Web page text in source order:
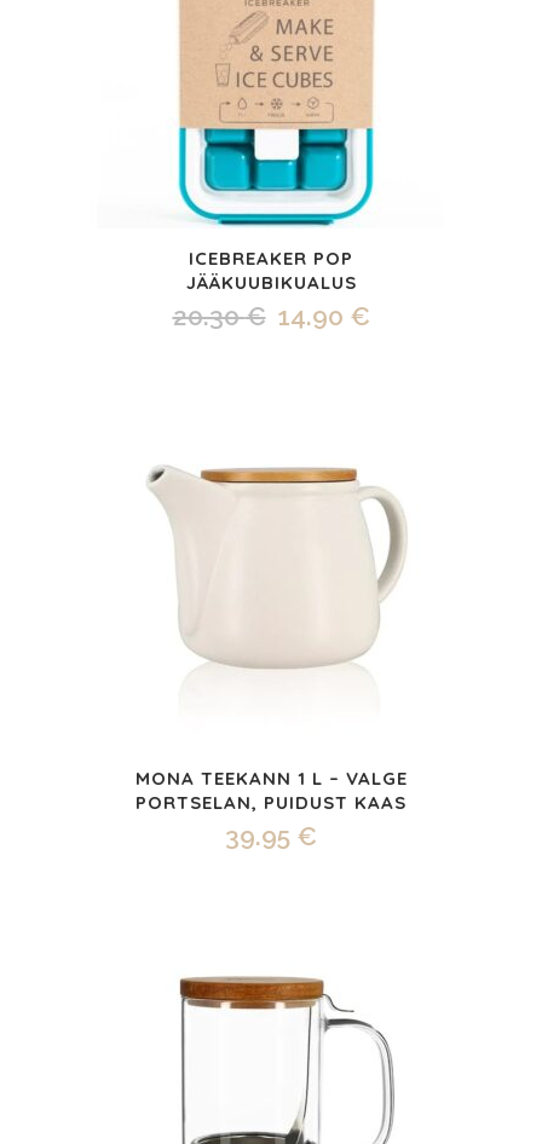
ICEBREAKER POP
JÄÄKUUBIKUALUS
20.30€ Algne
14.90 €Praegune
MONA TEEKANN 1 L – VALGE
PORTSELAN, PUIDUST KAAS
39.95 €